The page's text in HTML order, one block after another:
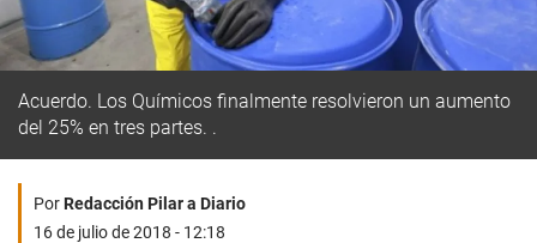
Acuerdo. Los Químicos finalmente resolvieron un aumento
del 25% en tres partes. .
PorRedacción Pilar a Diario
16 de julio de 2018 - 12:18